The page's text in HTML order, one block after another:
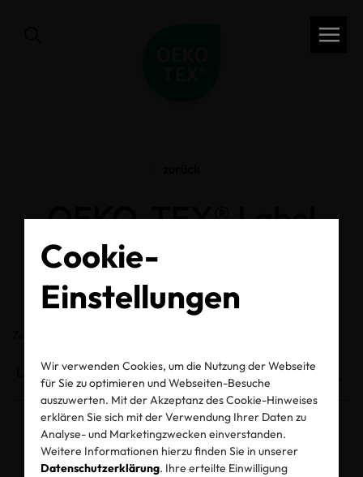
Cookie-
Einstellungen
Wir verwenden Cookies, um die Nutzung der Webseite
für Sie zu optimieren und Webseiten-Besuche
auszuwerten. Mit der Akzeptanz des Cookie-Hinweises
erklären Sie sich mit der Verwendung Ihrer Daten zu
Analyse- und Marketingzwecken einverstanden.
Weitere Informationen hierzu finden Sie in unserer
Datenschutzerklärung. Ihre erteilte Einwilligung
OEKO-TEX® Label
Check
Entzogene Zertifikate und Labels